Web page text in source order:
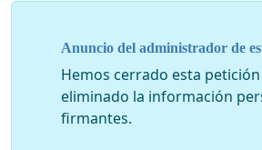
Anuncio del administrador de
Hemos cerrado esta
eliminado la información
firmantes.